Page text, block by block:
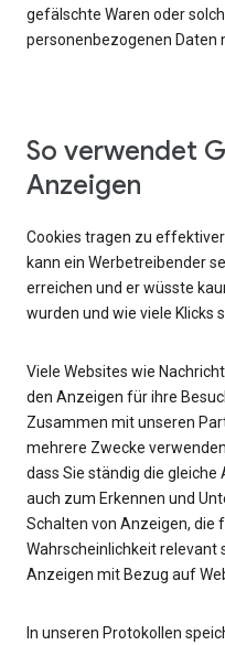
gefälschte Waren oder
personenbezogenen Daten
So verwendet
Anzeigen
Cookies tragen zu
kann ein Werbetreibender
erreichen und er wüsste
wurden und wie viele Klicks
Viele Websites wie
den Anzeigen für ihre
Zusammen mit unseren
mehrere Zwecke
dass Sie ständig die gleiche
auch zum Erkennen und
Schalten von Anzeigen, die
Wahrscheinlichkeit relevant
Anzeigen mit Bezug auf
In unseren Protokollen